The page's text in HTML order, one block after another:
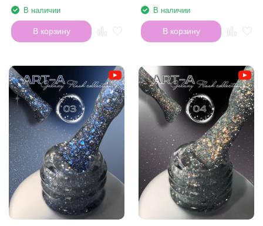
В наличии
В корзину
В наличии
В корзину